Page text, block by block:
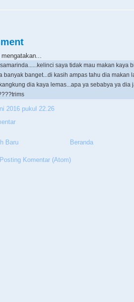
mengatakan...
saya tidak mau makan kaya
banyak banget...di kasih ampas tahu dia makan
dia kaya lemas...apa ya sebabya ya dia
2016 pukul 22.26
Baru Beranda
Posting Komentar (Atom)